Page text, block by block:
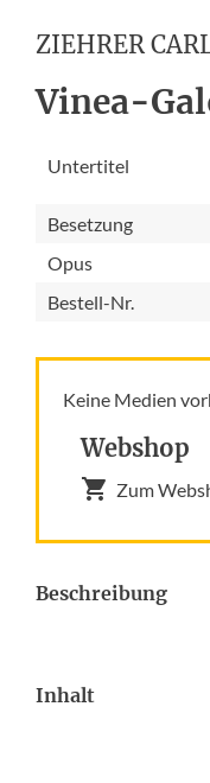
ZIEHRER
Vinea-
Untertitel
Besetzung
Opus
Bestell-Nr.
Keine Medien
Webshop
Zum
Beschreibung
Inhalt